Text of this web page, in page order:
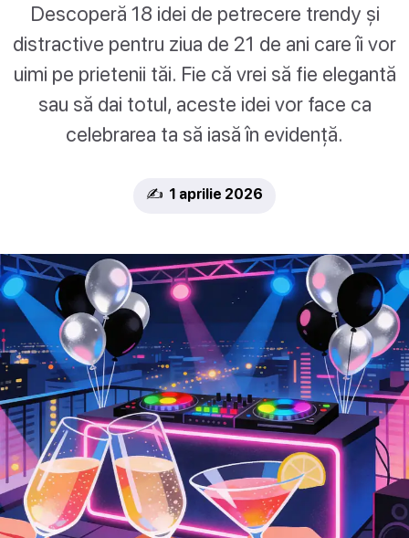
Descoperă 18 idei de petrecere trendy și
distractive pentru ziua de 21 de ani care îi vor
uimi pe prietenii tăi. Fie că vrei să fie elegantă
sau să dai totul, aceste idei vor face ca
celebrarea ta să iasă în evidență.
✍️ 1 aprilie 2026